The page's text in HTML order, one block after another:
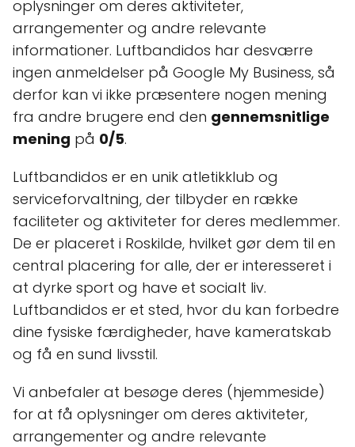
oplysninger om deres aktiviteter,
arrangementer og andre relevante
informationer. Luftbandidos har desværre
ingen anmeldelser på Google My Business, så
derfor kan vi ikke præsentere nogen mening
fra andre brugere end den gennemsnitlige
mening på 0/5.
Luftbandidos er en unik atletikklub og
serviceforvaltning, der tilbyder en række
faciliteter og aktiviteter for deres medlemmer.
De er placeret i Roskilde, hvilket gør dem til en
central placering for alle, der er interesseret i
at dyrke sport og have et socialt liv.
Luftbandidos er et sted, hvor du kan forbedre
dine fysiske færdigheder, have kameratskab
og få en sund livsstil.
Vi anbefaler at besøge deres (hjemmeside)
for at få oplysninger om deres aktiviteter,
arrangementer og andre relevante